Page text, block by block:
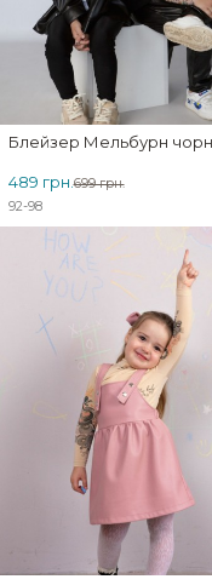
Блейзер Мельбурн
699 грн.
489 грн.
92-98